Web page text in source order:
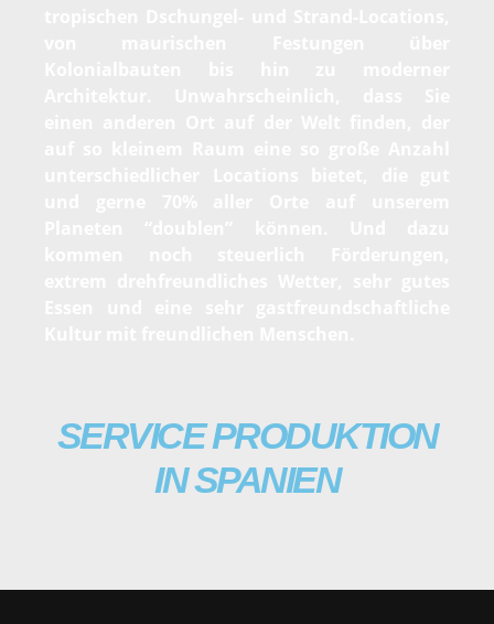
SERVICE PRODUKTION
IN SPANIEN